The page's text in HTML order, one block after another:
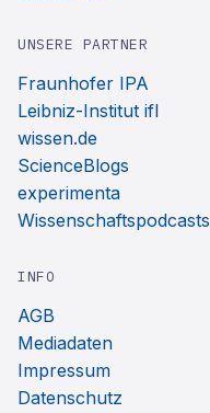
UNSERE PARTNER
Fraunhofer IPA
Leibniz-Institut ifl
wissen.de
ScienceBlogs
experimenta
Wissenschaftspodcasts
INFO
AGB
Mediadaten
Impressum
Datenschutz